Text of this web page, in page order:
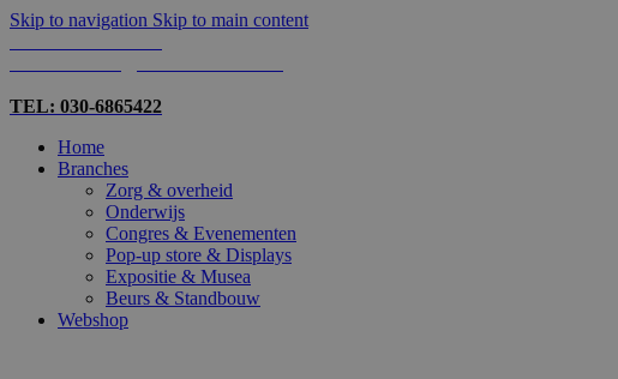
Skip to navigation Skip to main content
TEL: 030-6865422
Home
Branches
Zorg & overheid
Onderwijs
Congres & Evenementen
Pop-up store & Displays
Expositie & Musea
Beurs & Standbouw
Webshop